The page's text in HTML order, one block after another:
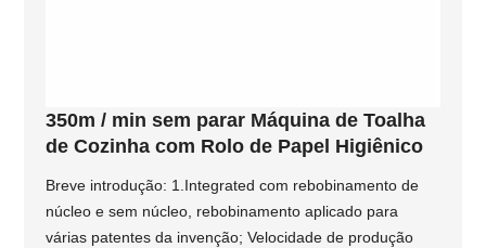
350m / min sem parar Máquina de Toalha
de Cozinha com Rolo de Papel Higiênico
Breve introdução: 1.Integrated com rebobinamento de
núcleo e sem núcleo, rebobinamento aplicado para
várias patentes da invenção; Velocidade de produção